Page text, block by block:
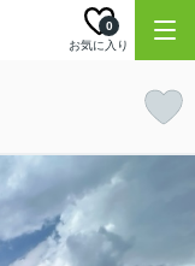
お気に入り
0